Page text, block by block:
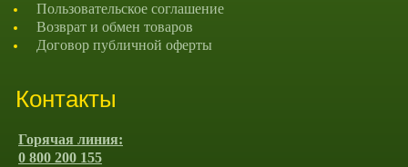
Пользовательское соглашение
Возврат и обмен товаров
Договор публичной оферты
Контакты
Горячая линия:
0 800 200 155